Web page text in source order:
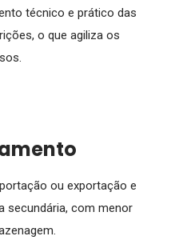
técnico e prático das
o que agiliza os
ou exportação e
secundária, com menor